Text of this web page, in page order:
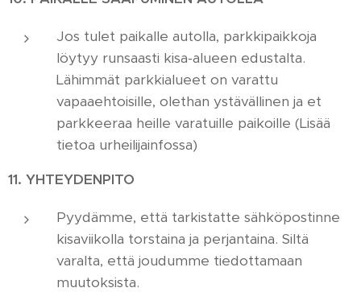
Jos tulet paikalle autolla, parkkipaikkoja
löytyy runsaasti kisa-alueen edustalta.
Lähimmät parkkialueet on varattu
vapaaehtoisille, olethan ystävällinen ja et
parkkeeraa heille varatuille paikoille (Lisää
tietoa urheilijainfossa)
11. YHTEYDENPITO
Pyydämme, että tarkistatte sähköpostinne
kisaviikolla torstaina ja perjantaina. Siltä
varalta, että joudumme tiedottamaan
muutoksista.